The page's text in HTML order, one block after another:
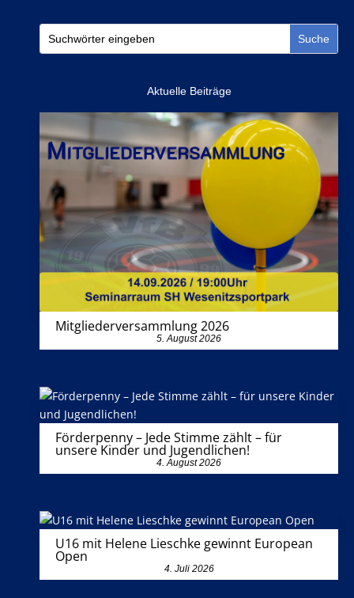
Aktuelle Beiträge
Mitgliederversammlung 2026
5. August 2026
Förderpenny – Jede Stimme zählt – für
unsere Kinder und Jugendlichen!
4. August 2026
U16 mit Helene Lieschke gewinnt European
Open
4. Juli 2026